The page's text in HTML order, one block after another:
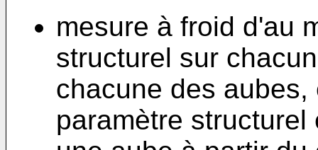
mesure à froid d'au
structurel sur
chacune des
paramètre